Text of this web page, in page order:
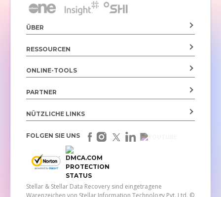
ÜBER
RESSOURCEN
ONLINE-TOOLS
PARTNER
NÜTZLICHE LINKS
Stellar & Stellar Data Recovery sind eingetragene
FOLGEN SIE UNS